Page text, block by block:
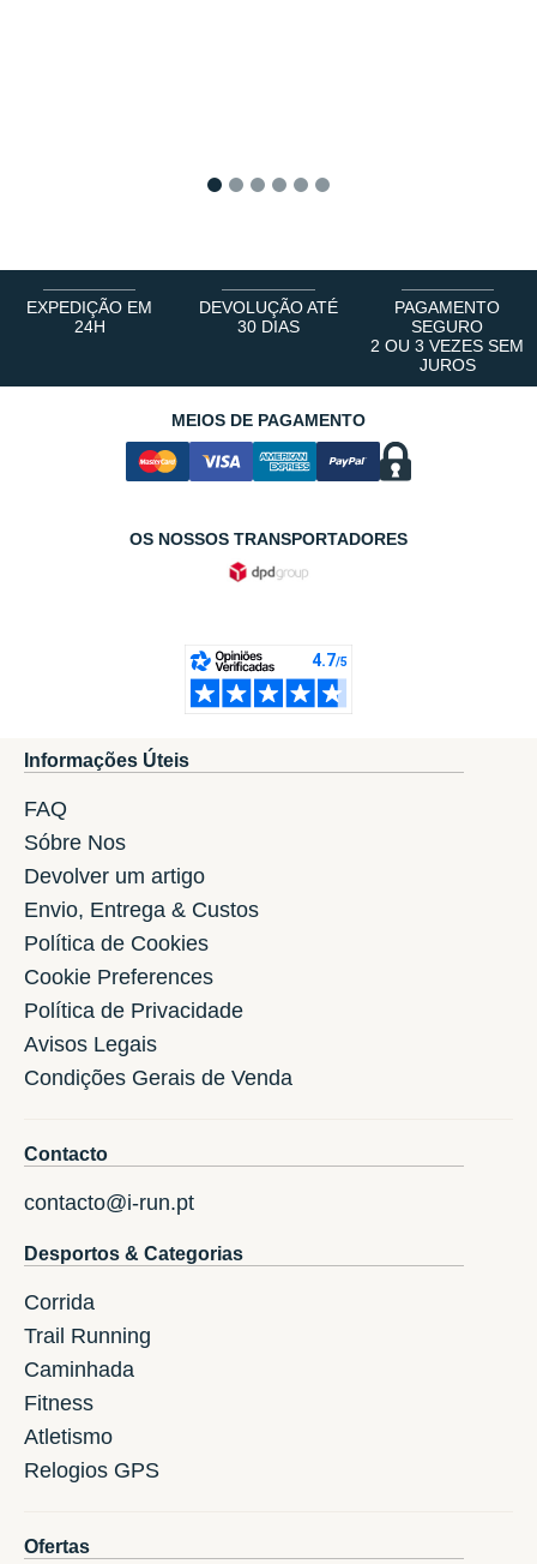
EXPEDIÇÃO EM
24H
DEVOLUÇÃO ATÉ
30 DIAS
PAGAMENTO
SEGURO
2 OU 3 VEZES SEM
JUROS
MEIOS DE PAGAMENTO
OS NOSSOS TRANSPORTADORES
Informações Úteis
FAQ
Sóbre Nos
Devolver um artigo
Envio, Entrega & Custos
Política de Cookies
Cookie Preferences
Política de Privacidade
Avisos Legais
Condições Gerais de Venda
Contacto
contacto@i-run.pt
Desportos & Categorias
Corrida
Trail Running
Caminhada
Fitness
Atletismo
Relogios GPS
Ofertas